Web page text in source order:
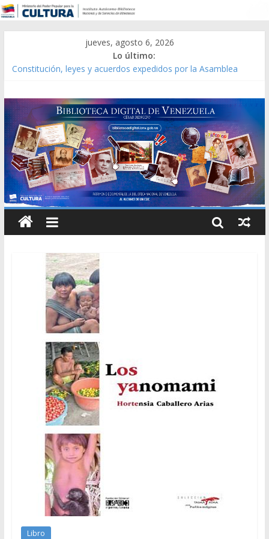
jueves, agosto 6, 2026
Lo último:
Constitución, leyes y acuerdos expedidos por la Asamblea
Modesta Bor Sánchez [material gráfico]
Gaceta Oficial de la República de Venezuela año CXXXIII Mes V,
Caracas 09 de marzo de 2006 N° 38.394
Catálogo temático de obras de Modesta Bor
Libro